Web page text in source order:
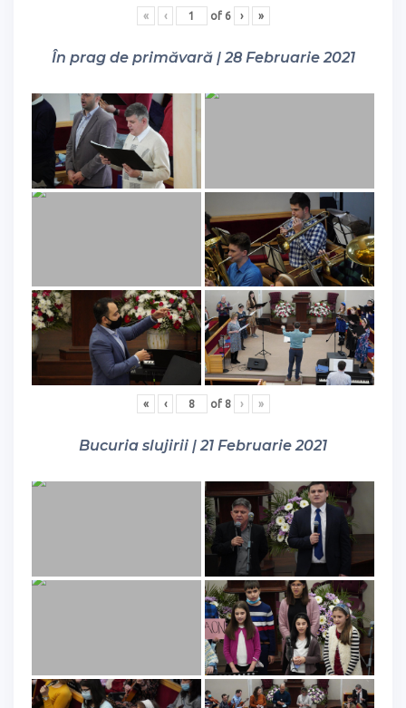
« ‹ of 6 › »
În prag de primăvară | 28 Februarie 2021
« ‹ of 8 › »
Bucuria slujirii | 21 Februarie 2021